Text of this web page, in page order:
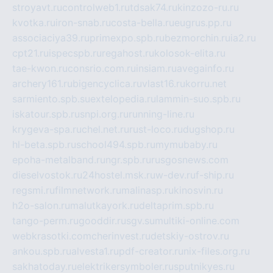
stroyavt.rucontrolweb1.rutdsak74.rukinzozo-ru.ru
kvotka.ru iron-snab.rucosta-bella.rueugrus.pp.ru
associaciya39.ruprimexpo.spb.rubezmorchin.ru ia2.ru
cpt21.ru ispecspb.ru regahost.rukolosok-elita.ru
tae-kwon.ruconsrio.com.ru insiam.ruavegainfo.ru
archery161.rubigencyclica.ruvlast16.rukorru.net
sarmiento.spb.suextelopedia.ru lammin-suo.spb.ru
iskatour.spb.rusnpi.org.ru running-line.ru
krygeva-spa.ruchel.net.ru rust-loco.rudugshop.ru
hl-beta.spb.ruschool494.spb.ru mymubaby.ru
epoha-metalband.ru ngr.spb.ru rusgosnews.com
dieselvostok.ru24hostel.msk.ruw-dev.ruf-ship.ru
regsmi.rufilmnetwork.ru malinasp.rukinosvin.ru
h2o-salon.ru malutkayork.rudeltaprim.spb.ru
tango-perm.rugooddir.rusgv.su multiki-online.com
webkrasotki.comcherinvest.rudetskiy-ostrov.ru
ankou.spb.rualvesta1.rupdf-creator.ru nix-files.org.ru
sakhatoday.ruelektrikersymboler.rusputnikyes.ru